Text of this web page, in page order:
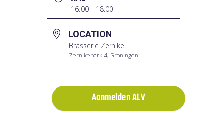
16:00 - 18:00
LOCATION
Brasserie Zernike
Zernikepark 4, Groningen
Aanmelden ALV